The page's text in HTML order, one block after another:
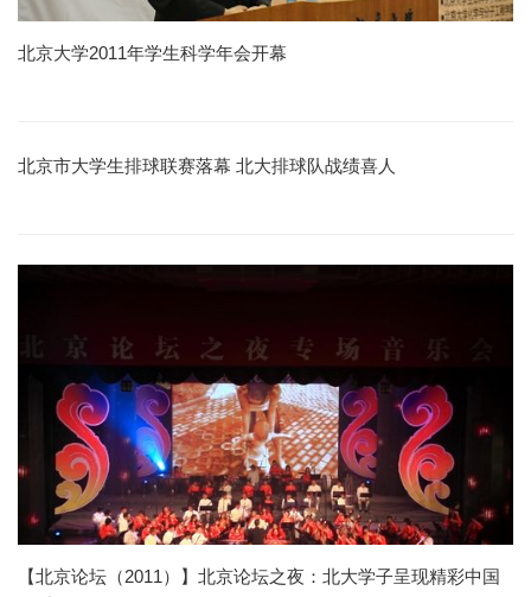
北京大学2011年学生科学年会开幕
北京市大学生排球联赛落幕 北大排球队战绩喜人
【北京论坛（2011）】北京论坛之夜：北大学子呈现精彩中国